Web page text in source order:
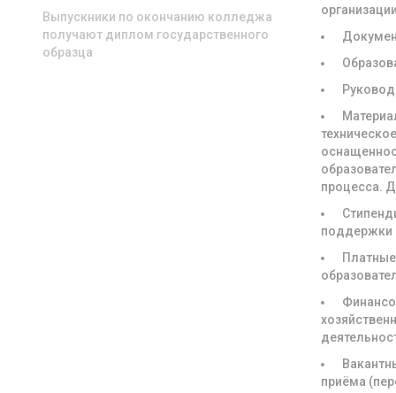
Выпускники по окончанию колледжа
получают диплом государственного
образца
процесса.
поддержки
Платные
приёма